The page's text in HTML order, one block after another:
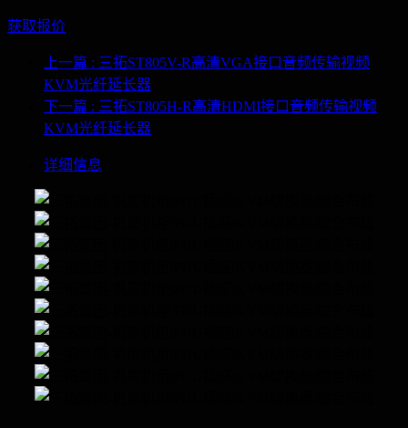
获取报价
上一篇 : 三拓ST805V-R高清VGA接口音频传输视频
KVM光纤延长器
下一篇 : 三拓ST805H-R高清HDMI接口音频传输视频
KVM光纤延长器
详细信息